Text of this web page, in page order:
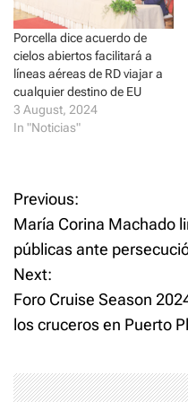
n
d
o
w
)
n
d
o
w
)
Porcella dice acuerdo de
cielos abiertos facilitará a
líneas aéreas de RD viajar a
cualquier destino de EU
3 August, 2024
In "Noticias"
P
o
s
t
Previous:
María Corina Machado
públicas ante
Next:
Foro Cruise Season
los cruceros en Puerto